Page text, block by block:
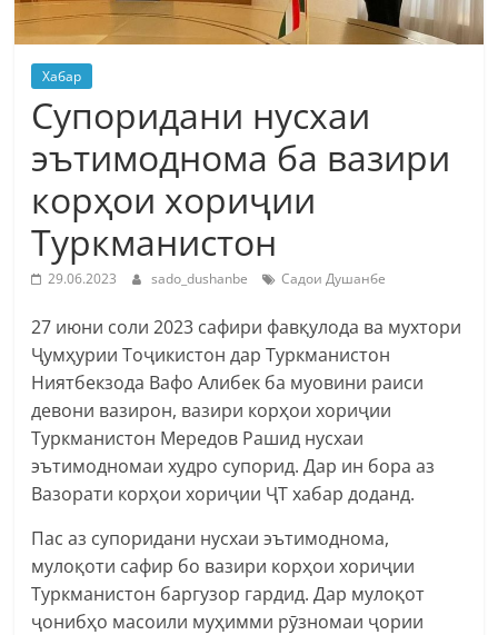
Хабар
Супоридани нусхаи
эътимоднома ба вазири
корҳои хориҷии
Туркманистон
29.06.2023 sado_dushanbe Садои Душанбе
27 июни соли 2023 сафири фавқулода ва мухтори
Ҷумҳурии Тоҷикистон дар Туркманистон
Ниятбекзода Вафо Алибек ба муовини раиси
девони вазирон, вазири корҳои хориҷии
Туркманистон Мередов Рашид нусхаи
эътимодномаи худро супорид. Дар ин бора аз
Вазорати корҳои хориҷии ҶТ хабар доданд.
Пас аз супоридани нусхаи эътимоднома,
мулоқоти сафир бо вазири корҳои хориҷии
Туркманистон баргузор гардид. Дар мулоқот
ҷонибҳо масоили муҳимми рӯзномаи ҷории